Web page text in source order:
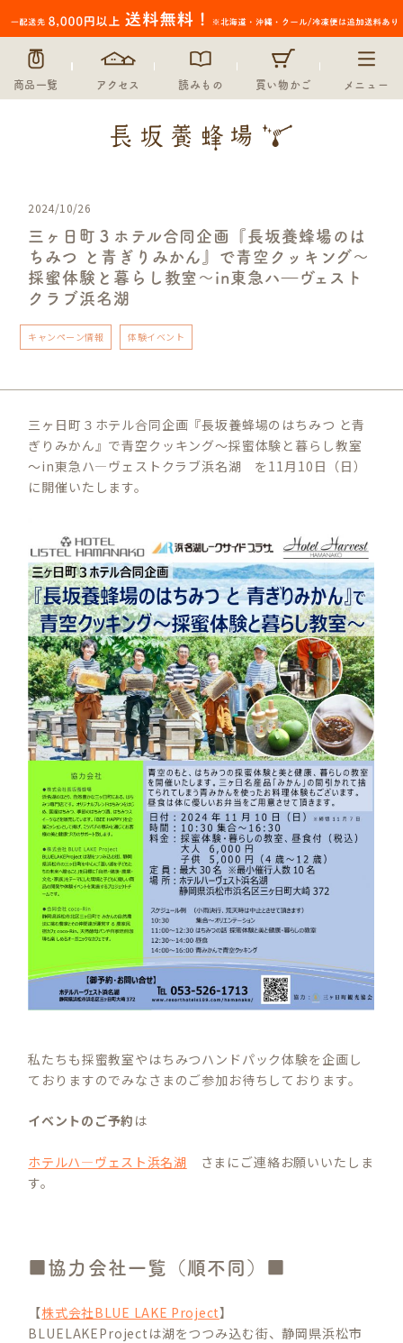
商品一覧 アクセス 読みもの 買い物かご メニュー
2024/10/26
三ヶ日町３ホテル合同企画『長坂養蜂場のは
ちみつ と青ぎりみかん』で青空クッキング～
採蜜体験と暮らし教室～in東急ハ―ヴェスト
クラブ浜名湖
キャンペーン情報 体験イベント
三ヶ日町３ホテル合同企画『長坂養蜂場のはちみつ と青
ぎりみかん』で青空クッキング～採蜜体験と暮らし教室
～in東急ハ―ヴェストクラブ浜名湖 を11月10日（日）
に開催いたします。
私たちも採蜜教室やはちみつハンドパック体験を企画し
ておりますのでみなさまのご参加お待ちしております。
イベントのご予約 は
ホテルハ―ヴェスト浜名湖 さまにご連絡お願いいたしま
す。
■協力会社一覧（順不同）■
【株式会社BLUE LAKE Project】
BLUELAKEProjectは湖をつつみ込む街、静岡県浜松市